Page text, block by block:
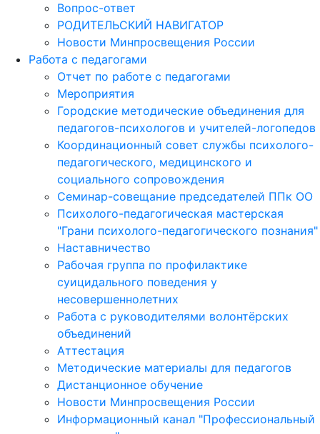
Вопрос-ответ
РОДИТЕЛЬСКИЙ НАВИГАТОР
Новости Минпросвещения России
Работа с педагогами
Отчет по работе с педагогами
Мероприятия
Городские методические объединения для
педагогов-психологов и учителей-логопедов
Координационный совет службы психолого-
педагогического, медицинского и
социального сопровождения
Семинар-совещание председателей ППк ОО
Психолого-педагогическая мастерская
"Грани психолого-педагогического познания"
Наставничество
Рабочая группа по профилактике
суицидального поведения у
несовершеннолетних
Работа с руководителями волонтёрских
объединений
Аттестация
Методические материалы для педагогов
Дистанционное обучение
Новости Минпросвещения России
Информационный канал "Профессиональный